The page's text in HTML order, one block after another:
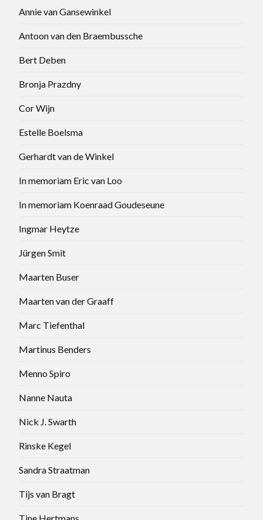
Annie van Gansewinkel
Antoon van den Braembussche
Bert Deben
Bronja Prazdny
Cor Wijn
Estelle Boelsma
Gerhardt van de Winkel
In memoriam Eric van Loo
In memoriam Koenraad Goudeseune
Ingmar Heytze
Jürgen Smit
Maarten Buser
Maarten van der Graaff
Marc Tiefenthal
Martinus Benders
Menno Spiro
Nanne Nauta
Nick J. Swarth
Rinske Kegel
Sandra Straatman
Tijs van Bragt